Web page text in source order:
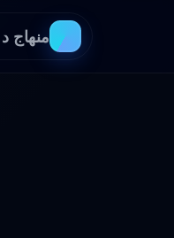
منهاج